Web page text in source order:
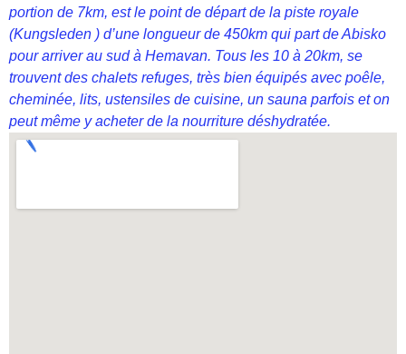
portion de 7km, est le point de départ de la piste royale
(Kungsleden ) d’une longueur de 450km qui part de Abisko
pour arriver au sud à Hemavan. Tous les 10 à 20km, se
trouvent des chalets refuges, très bien équipés avec poêle,
cheminée, lits, ustensiles de cuisine, un sauna parfois et on
peut même y acheter de la nourriture déshydratée.